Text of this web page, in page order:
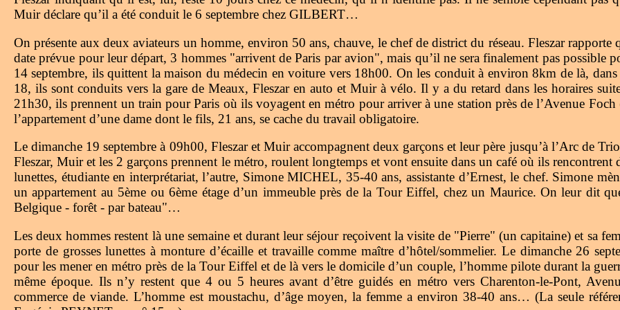
Muir déclare qu’il a été conduit le 6 septembre chez GILBERT…
On présente aux deux aviateurs un homme, environ 50 ans, chauve, le chef de district du réseau. Fleszar
date prévue pour leur départ, 3 hommes "arrivent de Paris par avion", mais qu’il ne sera finalement pas possible
14 septembre, ils quittent la maison du médecin en voiture vers 18h00. On les conduit à environ 8km de là,
18, ils sont conduits vers la gare de Meaux, Fleszar en auto et Muir à vélo. Il y a du retard dans les horaires
21h30, ils prennent un train pour Paris où ils voyagent en métro pour arriver à une station près de l’Avenue
l’appartement d’une dame dont le fils, 21 ans, se cache du travail obligatoire.
Le dimanche 19 septembre à 09h00, Fleszar et Muir accompagnent deux garçons et leur père jusqu’à l’Arc de
Fleszar, Muir et les 2 garçons prennent le métro, roulent longtemps et vont ensuite dans un café où ils rencontrent
lunettes, étudiante en interprétariat, l’autre, Simone MICHEL, 35-40 ans, assistante d’Ernest, le chef. Simone
un appartement au 5ème ou 6ème étage d’un immeuble près de la Tour Eiffel, chez un Maurice. On leur dit
Belgique - forêt - par bateau"…
Les deux hommes restent là une semaine et durant leur séjour reçoivent la visite de "Pierre" (un capitaine) et sa
porte de grosses lunettes à monture d’écaille et travaille comme maître d’hôtel/sommelier. Le dimanche 26
pour les mener en métro près de la Tour Eiffel et de là vers le domicile d’un couple, l’homme pilote durant la
même époque. Ils n’y restent que 4 ou 5 heures avant d’être guidés en métro vers Charenton-le-Pont,
commerce de viande. L’homme est moustachu, d’âge moyen, la femme a environ 38-40 ans… (La seule